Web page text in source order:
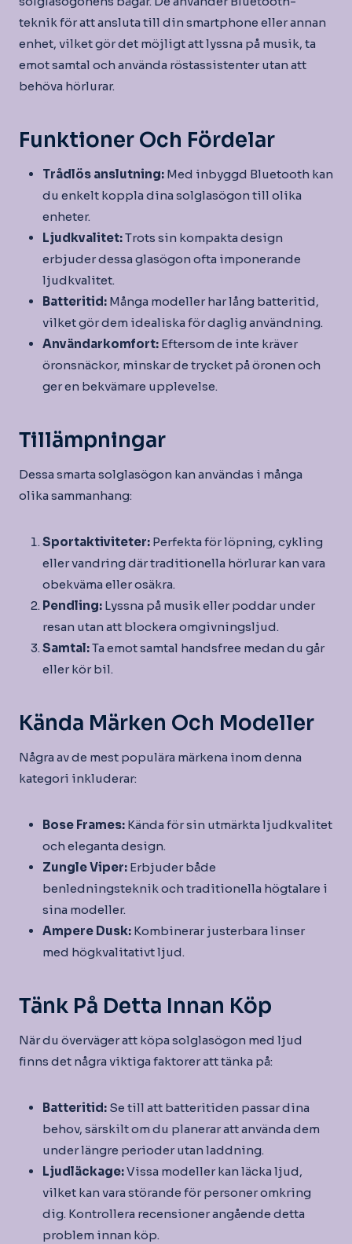
teknik för att ansluta till din smartphone eller annan
enhet, vilket gör det möjligt att lyssna på musik, ta
emot samtal och använda röstassistenter utan att
behöva hörlurar.
Funktioner Och Fördelar
Trådlös anslutning: Med inbyggd Bluetooth kan
du enkelt koppla dina solglasögon till olika
enheter.
Ljudkvalitet:Trots sin kompakta design
erbjuder dessa glasögon ofta imponerande
ljudkvalitet.
Batteritid: Många modeller har lång batteritid,
vilket gör dem idealiska för daglig användning.
Användarkomfort: Eftersom de inte kräver
öronsnäckor, minskar de trycket på öronen och
ger en bekvämare upplevelse.
Tillämpningar
Dessa smarta solglasögon kan användas i många
olika sammanhang:
Sportaktiviteter: Perfekta för löpning, cykling
eller vandring där traditionella hörlurar kan vara
obekväma eller osäkra.
Pendling: Lyssna på musik eller poddar under
resan utan att blockera omgivningsljud.
Samtal:Ta emot samtal handsfree medan du går
eller kör bil.
Kända Märken Och Modeller
Några av de mest populära märkena inom denna
kategori inkluderar:
Bose Frames: Kända för sin utmärkta ljudkvalitet
och eleganta design.
Zungle Viper: Erbjuder både
benledningsteknik och traditionella högtalare i
sina modeller.
Ampere Dusk: Kombinerar justerbara linser
med högkvalitativt ljud.
Tänk På Detta Innan Köp
När du överväger att köpa solglasögon med ljud
finns det några viktiga faktorer att tänka på:
Batteritid: Se till att batteritiden passar dina
behov, särskilt om du planerar att använda dem
under längre perioder utan laddning.
Ljudläckage:Vissa modeller kan läcka ljud,
vilket kan vara störande för personer omkring
dig. Kontrollera recensioner angående detta
problem innan köp.